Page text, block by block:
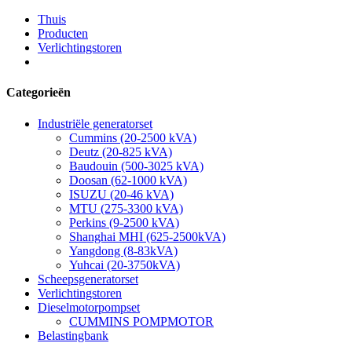
Thuis
Producten
Verlichtingstoren
Categorieën
Industriële generatorset
Cummins (20-2500 kVA)
Deutz (20-825 kVA)
Baudouin (500-3025 kVA)
Doosan (62-1000 kVA)
ISUZU (20-46 kVA)
MTU (275-3300 kVA)
Perkins (9-2500 kVA)
Shanghai MHI (625-2500kVA)
Yangdong (8-83kVA)
Yuhcai (20-3750kVA)
Scheepsgeneratorset
Verlichtingstoren
Dieselmotorpompset
CUMMINS POMPMOTOR
Belastingbank